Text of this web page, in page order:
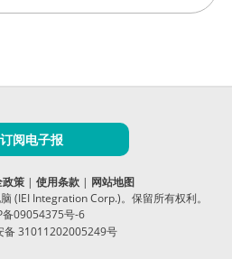
订阅电子报
策| 使用条款| 网站地图
(IEI Integration Corp.)。保留所有权利。
备09054375号-6
备 31011202005249号